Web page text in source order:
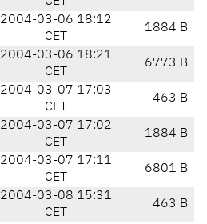
2004-03-06 18:12
CET
1884 B
2004-03-06 18:21
CET
6773 B
2004-03-07 17:03
CET
463 B
2004-03-07 17:02
CET
1884 B
2004-03-07 17:11
CET
6801 B
2004-03-08 15:31
CET
463 B